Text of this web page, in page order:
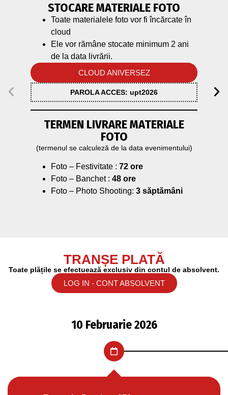
STOCARE MATERIALE FOTO
Toate materialele foto vor fi încărcate în
cloud
Ele vor rămâne stocate minimum 2 ani
de la data livrării.
CLOUD ANIVERSEZ
PAROLA ACCES: upt2026
TERMEN LIVRARE MATERIALE
FOTO
(termenul se calculeză de la data evenimentului)
Foto – Festivitate : 72 ore
Foto – Banchet : 48 ore
Foto – Photo Shooting: 3 săptămâni
TRANȘE PLATĂ
Toate plățile se efectuează exclusiv din contul de absolvent.
LOG IN - CONT ABSOLVENT
10 Februarie 2026